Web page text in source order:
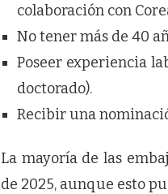
colaboración con
No tener más de 40
Poseer experiencia
doctorado).
Recibir una
La mayoría de las
de 2025, aunque esto